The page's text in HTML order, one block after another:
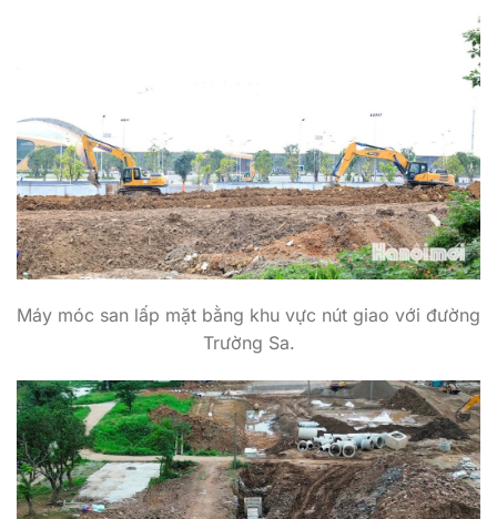
Máy móc san lấp mặt bằng khu vực nút giao với đường
Trường Sa.